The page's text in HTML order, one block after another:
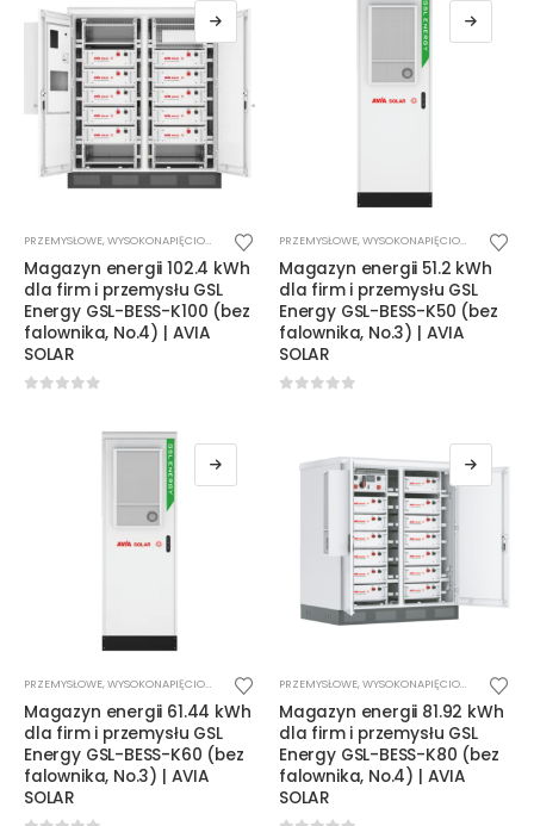
PRZEMYSŁOWE,WYSOKONAPIĘCIOWE
Magazyn energii 102.4 kWh
dla firm i przemysłu GSL
Energy GSL-BESS-K100 (bez
falownika, No.4) | AVIA
SOLAR
PRZEMYSŁOWE,WYSOKONAPIĘCIOWE
Magazyn energii 51.2 kWh
dla firm i przemysłu GSL
Energy GSL-BESS-K50 (bez
falownika, No.3) | AVIA
SOLAR
PRZEMYSŁOWE,WYSOKONAPIĘCIOWE
Magazyn energii 61.44 kWh
dla firm i przemysłu GSL
Energy GSL-BESS-K60 (bez
falownika, No.3) | AVIA
SOLAR
PRZEMYSŁOWE,WYSOKONAPIĘCIOWE
Magazyn energii 81.92 kWh
dla firm i przemysłu GSL
Energy GSL-BESS-K80 (bez
falownika, No.4) | AVIA
SOLAR